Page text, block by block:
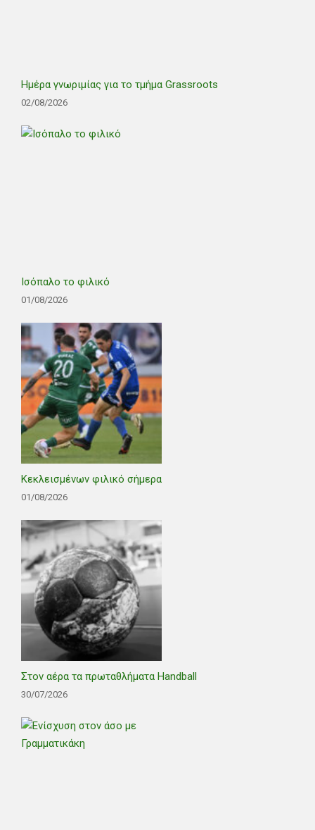
Ημέρα γνωριμίας για το τμήμα Grassroots
02/08/2026
Ισόπαλο το φιλικό
01/08/2026
Κεκλεισμένων φιλικό σήμερα
01/08/2026
Στον αέρα τα πρωταθλήματα Handball
30/07/2026